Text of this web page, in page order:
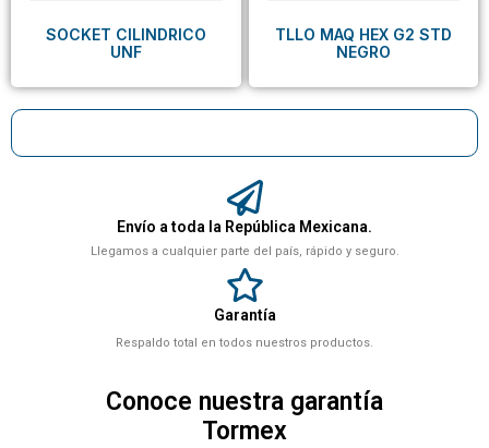
Envío a toda la República Mexicana.
Llegamos a cualquier parte del país, rápido y seguro.
Garantía
Respaldo total en todos nuestros productos.
Conoce nuestra garantía
Tormex
SOCKET CILINDRICO
UNF
TLLO MAQ HEX G2 STD
NEGRO